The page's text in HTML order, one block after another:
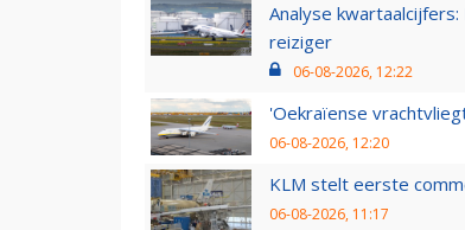
Analyse
reiziger
06-08-2026, 12:22
'Oekraïense
06-08-2026, 12:20
KLM stelt eerste
06-08-2026, 11:17